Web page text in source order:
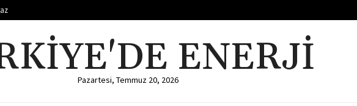
ENERJI
Pazartesi, Temmuz 20, 2026